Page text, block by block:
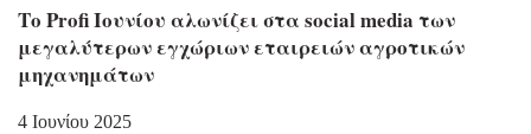
Το Profi Ιουνίου αλωνίζει στα social media των
μεγαλύτερων εγχώριων εταιρειών αγροτικών
μηχανημάτων
4 Ιουνίου 2025